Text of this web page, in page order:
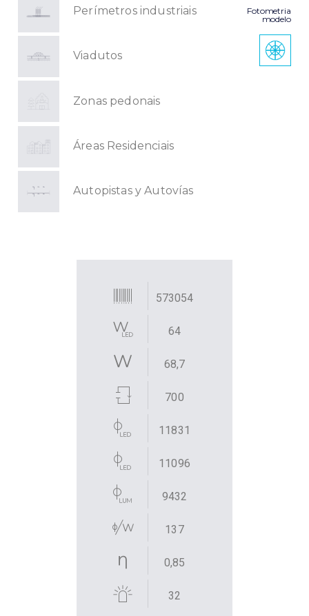
Perímetros industriais
Viadutos
Zonas pedonais
Áreas Residenciais
Autopistas y Autovías
Fotometria
modelo
573054
64
68,7
700
11831
11096
9432
137
0,85
32